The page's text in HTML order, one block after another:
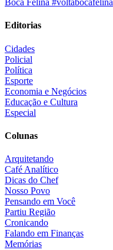
Boca Felina #voltabocafelina
Editorias
Cidades
Policial
Política
Esporte
Economia e Negócios
Educação e Cultura
Especial
Colunas
Arquitetando
Café Analítico
Dicas do Chef
Nosso Povo
Pensando em Você
Partiu Região
Cronicando
Falando em Finanças
Memórias